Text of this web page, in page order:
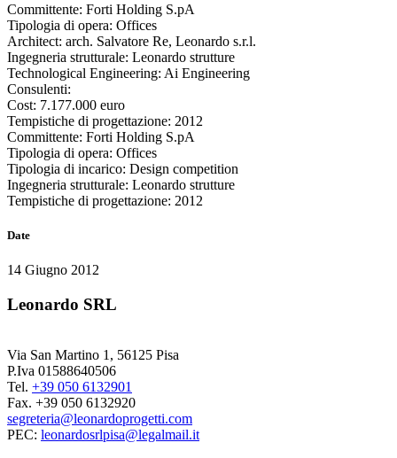
Committente: Forti Holding S.pA
Tipologia di opera: Offices
Architect: arch. Salvatore Re, Leonardo s.r.l.
Ingegneria strutturale: Leonardo strutture
Technological Engineering: Ai Engineering
Consulenti:
Cost: 7.177.000 euro
Tempistiche di progettazione: 2012
Committente: Forti Holding S.pA
Tipologia di opera: Offices
Tipologia di incarico: Design competition
Ingegneria strutturale: Leonardo strutture
Tempistiche di progettazione: 2012
Date
14 Giugno 2012
Leonardo SRL
Via San Martino 1, 56125 Pisa
P.Iva 01588640506
Tel. +39 050 6132901
Fax. +39 050 6132920
segreteria@leonardoprogetti.com
PEC: leonardosrlpisa@legalmail.it